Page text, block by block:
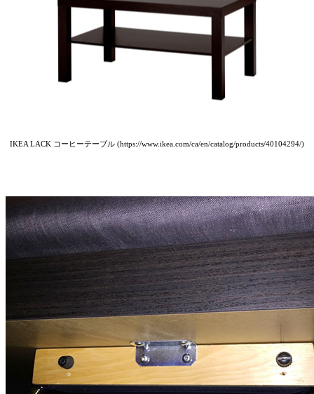
IKEA LACK コーヒーテーブル (https://www.ikea.com/ca/en/catalog/products/40104294/)